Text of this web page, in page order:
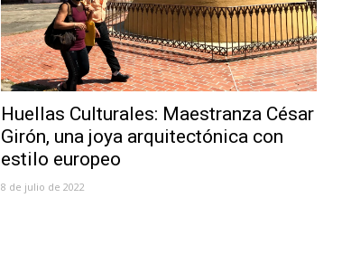
Huellas Culturales: Maestranza César
Girón, una joya arquitectónica con
estilo europeo
8 de julio de 2022